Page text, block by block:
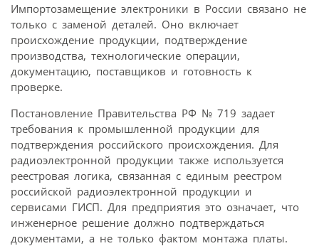
Импортозамещение электроники в России связано не
только с заменой деталей. Оно включает
происхождение продукции, подтверждение
производства, технологические операции,
документацию, поставщиков и готовность к
проверке.
Постановление Правительства РФ № 719 задает
требования к промышленной продукции для
подтверждения российского происхождения. Для
радиоэлектронной продукции также используется
реестровая логика, связанная с единым реестром
российской радиоэлектронной продукции и
сервисами ГИСП. Для предприятия это означает, что
инженерное решение должно подтверждаться
документами, а не только фактом монтажа платы.